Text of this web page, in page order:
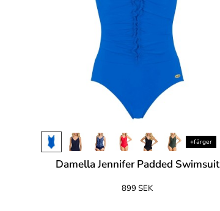
+färger
Damella Jennifer Padded Swimsuit
899 SEK